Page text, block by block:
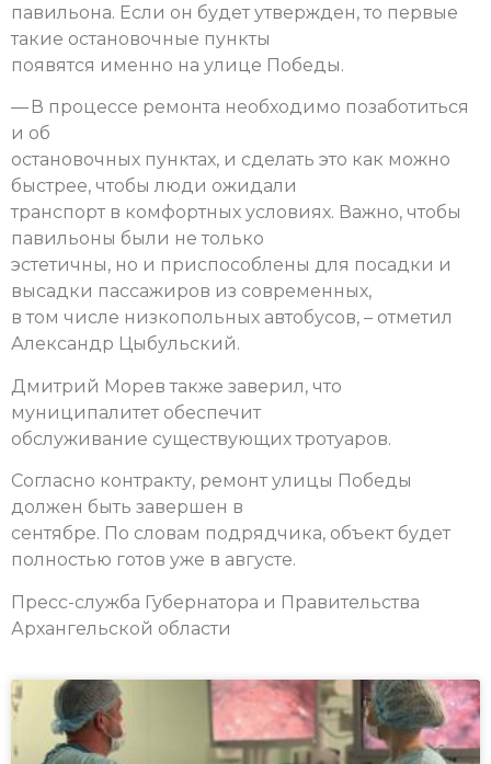
павильона. Если он будет утвержден, то первые
такие остановочные пункты
появятся именно на улице Победы.
— В процессе ремонта необходимо позаботиться
и об
остановочных пунктах, и сделать это как можно
быстрее, чтобы люди ожидали
транспорт в комфортных условиях. Важно, чтобы
павильоны были не только
эстетичны, но и приспособлены для посадки и
высадки пассажиров из современных,
в том числе низкопольных автобусов, – отметил
Александр Цыбульский.
Дмитрий Морев также заверил, что
муниципалитет обеспечит
обслуживание существующих тротуаров.
Согласно контракту, ремонт улицы Победы
должен быть завершен в
сентябре. По словам подрядчика, объект будет
полностью готов уже в августе.
Пресс-служба Губернатора и Правительства
Архангельской области